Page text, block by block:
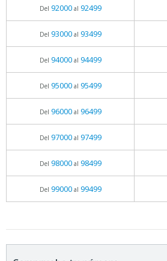
Del 92000al 92499
Del 93000al 93499
Del 94000al 94499
Del 95000al 95499
Del 96000al 96499
Del 97000al 97499
Del 98000al 98499
Del 99000al 99499